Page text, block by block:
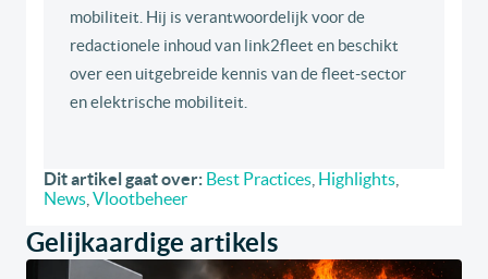
mobiliteit. Hij is verantwoordelijk voor de
redactionele inhoud van link2fleet en beschikt
over een uitgebreide kennis van de fleet-sector
en elektrische mobiliteit.
Dit artikel gaat over: Best Practices Highlights
News Vlootbeheer
Gelijkaardige artikels